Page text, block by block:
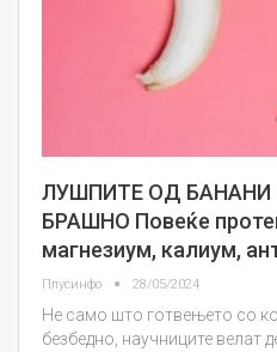
ЛУШПИТЕ ОД БАНАНИ
БРАШНО Повеќе
магнезиум, калиум,
Плусинфо 28/05/2024
Не само што готвењето со
безбедно, научниците велат